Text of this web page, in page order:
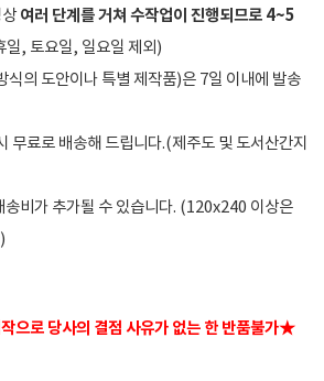
여러 단계를 거쳐 수작업이 진행되므로 4~5
일, 토요일, 일요일 제외)
식의 도안이나 특별 제작품)은 7일 이내에 발송
무료로 배송해 드립니다.(제주도 및 도서산간지
송비가 추가될 수 있습니다. (120x240 이상은
으로 당사의 결점 사유가 없는 한 반품불가★